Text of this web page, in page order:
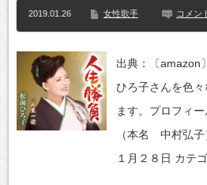
2019.01.26 女性歌手 コメン
出典：〔amazon
ひろ子さんを色
ます。プロフィ
（本名 中村弘
１月２８日 カテ